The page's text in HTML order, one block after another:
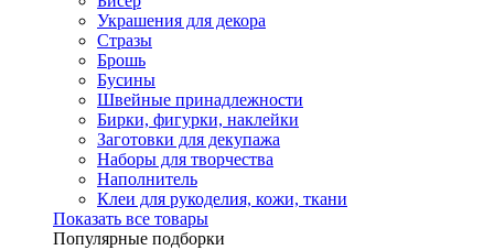
Украшения для декора
Стразы
Брошь
Бусины
Швейные принадлежности
Бирки, фигурки, наклейки
Заготовки для декупажа
Наборы для творчества
Наполнитель
Клеи для рукоделия, кожи, ткани
Показать все товары
Популярные подборки